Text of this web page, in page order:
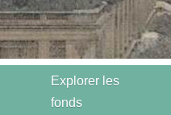
Explorer les
fonds